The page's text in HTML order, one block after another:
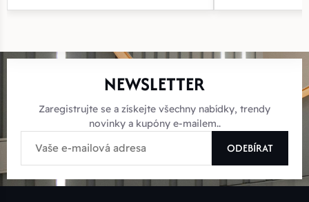
NEWSLETTER
Zaregistrujte se a získejte všechny nabídky, trendy
novinky a kupóny e-mailem..
ODEBÍRAT